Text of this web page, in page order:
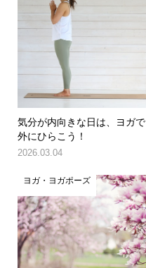
気分が内向きな日は、ヨガで
外にひらこう！
2026.03.04
ヨガ・ヨガポーズ